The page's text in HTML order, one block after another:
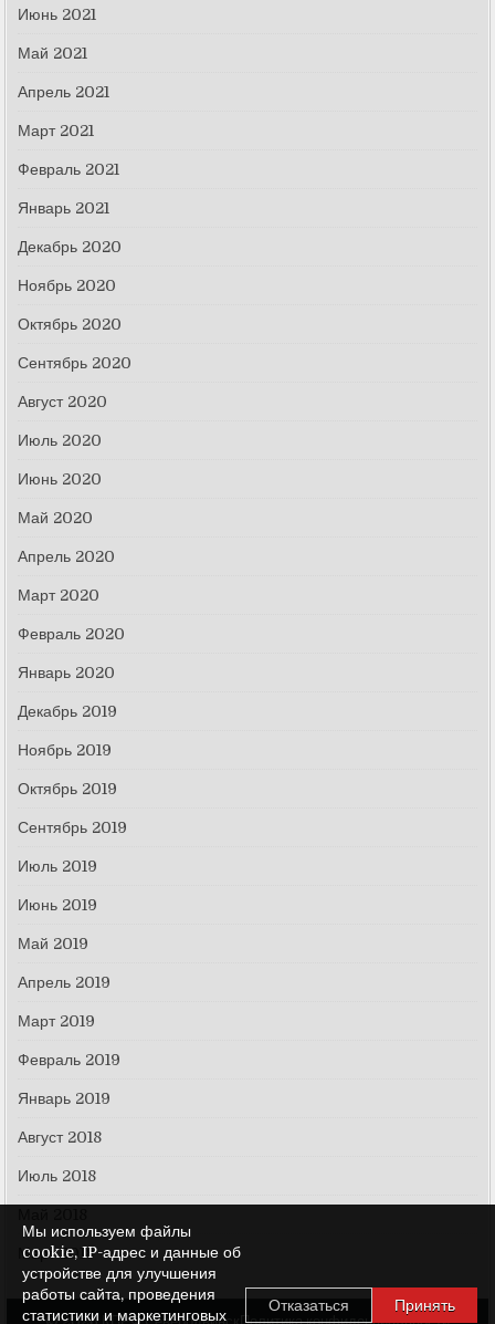
Июнь 2021
Май 2021
Апрель 2021
Март 2021
Февраль 2021
Январь 2021
Декабрь 2020
Ноябрь 2020
Октябрь 2020
Сентябрь 2020
Август 2020
Июль 2020
Июнь 2020
Май 2020
Апрель 2020
Март 2020
Февраль 2020
Январь 2020
Декабрь 2019
Ноябрь 2019
Октябрь 2019
Сентябрь 2019
Июль 2019
Июнь 2019
Май 2019
Апрель 2019
Март 2019
Февраль 2019
Январь 2019
Август 2018
Июль 2018
Март 2018
Мы используем файлы
cookie, IP-адрес и данные об
устройстве для улучшения
работы сайта, проведения
статистики и маркетинговых
Отказаться Принять